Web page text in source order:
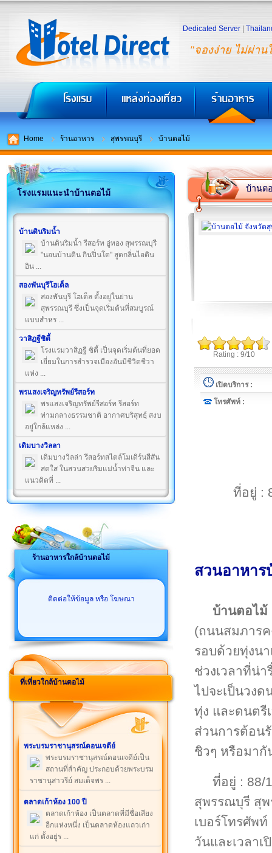
"จองง่าย ไม่ผ่าน
Dedicated Server
Home ร้านอาหาร สุพรรณบุรี บ้านตอไม้
โรงแรมแนะนำบ้านตอไม้
บ้านดินริมน้ำ
บ้านดินริมน้ำ รีสอร์ท อู่ทอง สุพรรณบุรี
"นอนบ้านดิน กินปิ่นโต" สูดกลิ่นไอดิน
อิน ...
สองพันบุรีโฮเต็ล
สองพันบุรี โฮเต็ล ตั้งอยู่ในย่าน
สุพรรณบุรี ซึ่งเป็นจุดเริ่มต้นที่สมบูรณ์
แบบสำหร ...
วาสิฏฐีซิตี้
โรงแรมวาสิฏฐี ซิตี้ เป็นจุดเริ่มต้นที่ยอด
เยี่ยมในการสำรวจเมืองอันมีชีวิตชีวา
แห่ง ...
พรแสงเจริญทรัพย์รีสอร์ท
พรแสงเจริญทรัพย์รีสอร์ท รีสอร์ท
ท่ามกลางธรรมชาติ อากาศบริสุทธฺ์ สงบ
อยู่ใกล้แหล่ง ...
เดิมบางวิลลา
เดิมบางวิลล่า รีสอร์ทสไตล์โมเดิร์นสีสัน
สดใส ในสวนสวยริมแม่น้ำท่าจีน และ
แนวคิดที่ ...
ร้านอาหารใกล้บ้านตอไม้
ติดต่อให้ข้อมูล หรือ โฆษณา
ที่เที่ยวใกล้บ้านตอไม้
พระบรมราชานุสรณ์ดอนเจดีย์
พระบรมราชานุสรณ์ดอนเจดีย์เป็น
สถานที่สำคัญ ประกอบด้วยพระบรม
ราชานุสาวรีย์ สมเด็จพร ...
ตลาดเก้าห้อง 100 ปี
ตลาดเก้าห้อง เป็นตลาดที่มีชื่อเสียง
อีกแห่งหนึ่ง เป็นตลาดห้องแถวเก่า
แก่ ตั้งอยู่ร ...
บ้านต
Rating : 9/10
เปิดบริการ :
โทรศัพท์ :
ที่อยู่ :
สวนอาหา
บ้านตอไม้
(ถนนสมภารค
รอบด้วยทุ่งน
ช่วงเวลาที่น่
ไปจะเป็นวง
ทุ่ง และดนตรี
ส่วนการต้อน
ชิวๆ หรือมากั
ที่อยู่ : 88/
สุพรรณบุรี สุ
เบอร์โทรศัพท์
วันและเวลา